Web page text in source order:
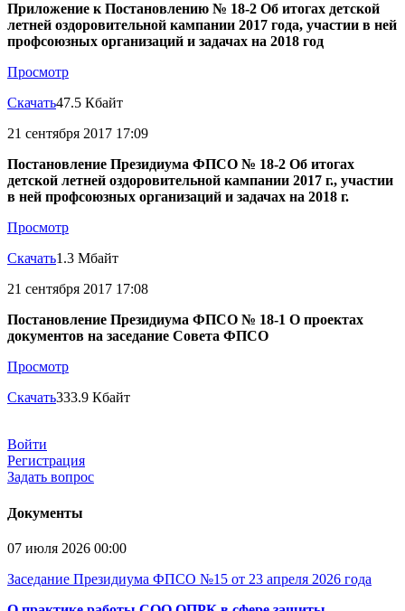
Приложение к Постановлению № 18-2 Об итогах детской
летней оздоровительной кампании 2017 года, участии в ней
профсоюзных организаций и задачах на 2018 год
Просмотр
Скачать47.5 Кбайт
21 сентября 2017 17:09
Постановление Президиума ФПСО № 18-2 Об итогах
детской летней оздоровительной кампании 2017 г., участии
в ней профсоюзных организаций и задачах на 2018 г.
Просмотр
Скачать1.3 Мбайт
21 сентября 2017 17:08
Постановление Президиума ФПСО № 18-1 О проектах
документов на заседание Совета ФПСО
Просмотр
Скачать333.9 Кбайт
Войти
Регистрация
Задать вопрос
Документы
07 июля 2026 00:00
Заседание Президиума ФПСО №15 от 23 апреля 2026 года